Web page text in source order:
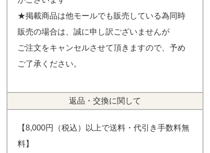
★掲載商品は他モールでも販売している為同時
販売の場合は、誠に申し訳ございませんが
ご注文をキャンセルさせて頂きますので、予め
ご了承ください。
返品・交換に関して
【8,000円（税込）以上で送料・代引き手数料無
料】